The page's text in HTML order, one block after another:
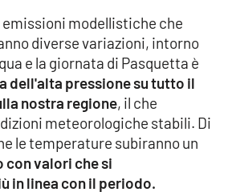
modellistiche che
diverse variazioni, intorno
e la giornata di Pasquetta è
dell'alta pressione su tutto il
nostra regione, il che
meteorologiche stabili. Di
le temperature subiranno un
con valori che si
in linea con il periodo.